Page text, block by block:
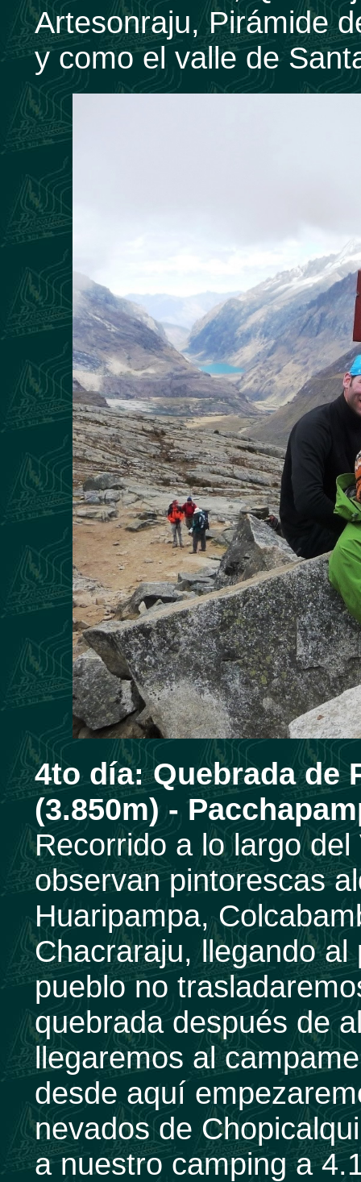
Artesonraju, Pirámide
y como el valle de
4to día: Quebrada de
(3.850m) -
Recorrido a lo largo
observan pintorescas
Huaripampa,
Chacraraju, llegando
pueblo no
quebrada después de
llegaremos al
desde aquí
nevados de
a nuestro camping a